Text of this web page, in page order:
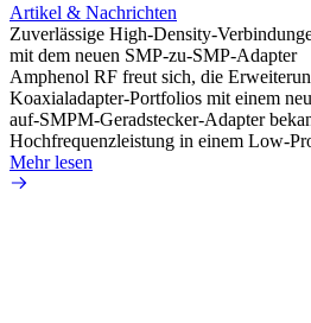
Artikel & Nachrichten
Zuverlässige High-Density-
mit dem neuen SMP-zu-SMP-Adapter
Amphenol RF freut sich, die
Koaxialadapter-Portfolios mit einem
auf-SMPM-Geradstecker-Adapter
Hochfrequenzleistung in einem Low-
Mehr lesen